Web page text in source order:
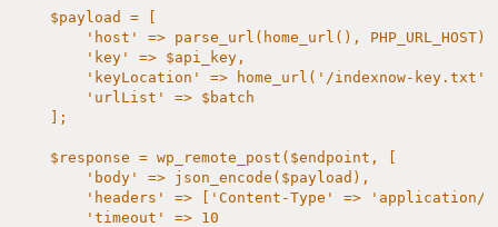
    $payload = [
        'host' => parse_url(home_url(), PHP_URL_HOST),
        'key' => $api_key,
'keyLocation' => home_url('/indexnow-
        'urlList' => $batch
    ];
    $response = wp_remote_post($endpoint, [
        'body' => json_encode($payload),
'headers' => ['Content-Type' => 'application/
        'timeout' => 10